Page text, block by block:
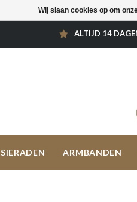
ALTIJD 14
SIERADEN ARMBANDEN
Wij slaan cookies op om